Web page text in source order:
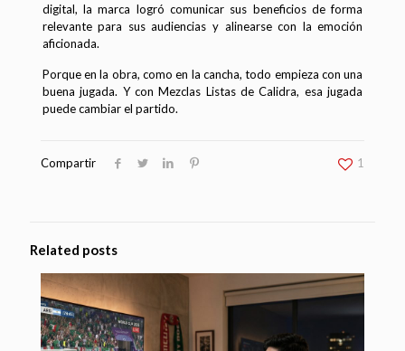
digital, la marca logró comunicar sus beneficios de forma
relevante para sus audiencias y alinearse con la emoción
aficionada.
Porque en la obra, como en la cancha, todo empieza con una
buena jugada. Y con Mezclas Listas de Calidra, esa jugada
puede cambiar el partido.
Compartir 1
Related posts